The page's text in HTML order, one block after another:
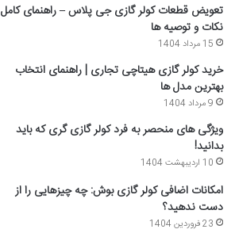
تعویض قطعات کولر گازی جی پلاس – راهنمای کامل
نکات و توصیه ها
15 مرداد 1404
خرید کولر گازی هیتاچی تجاری | راهنمای انتخاب
بهترین مدل ها
9 مرداد 1404
ویژگی های منحصر به فرد کولر گازی گری که باید
بدانید!
10 اردیبهشت 1404
امکانات اضافی کولر گازی بوش: چه چیزهایی را از
دست ندهید؟
23 فروردین 1404